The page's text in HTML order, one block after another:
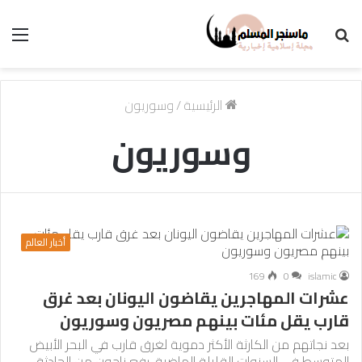
الرئيسية/وسوريون
وسوريون
أخبار العالم
islamic
0
169
عشرات المهاجرين يقاضون اليونان بعد غرق
قارب يقل مئات بينهم مصريون وسوريون
بعد نجاتهم من الكارثة الأكثر دموية لغرق قارب في البحر الأبيض